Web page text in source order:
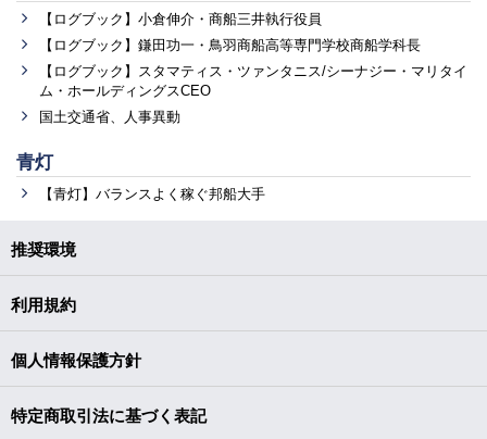
【ログブック】小倉伸介・商船三井執行役員
【ログブック】鎌田功一・鳥羽商船高等専門学校商船学科長
【ログブック】スタマティス・ツァンタニス/シーナジー・マリタイ
ム・ホールディングスCEO
国土交通省、人事異動
青灯
【青灯】バランスよく稼ぐ邦船大手
推奨環境
利用規約
個人情報保護方針
特定商取引法に基づく表記